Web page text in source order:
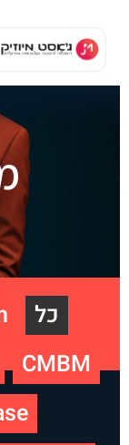
כל
CMBM